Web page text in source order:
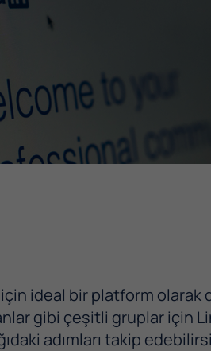
ideal bir platform olarak
gibi çeşitli gruplar için
adımları takip